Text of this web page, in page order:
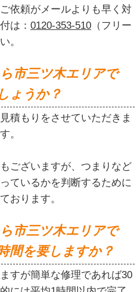
依頼がメールよりも早く対
は： 0120-353-510（フリー
。
市三ツ木エリアで
ょうか？
積もりをさせていただきま
。
ございますが、つまりなど
ているかを判断するために
おります。
市三ツ木エリアで
間を要しますか？
すが簡単な修理であれば30